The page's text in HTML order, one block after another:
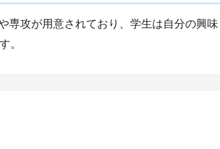
専攻が用意されており、学生は自分の興味
。